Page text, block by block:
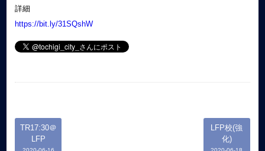
詳細
https://bit.ly/31SQshW
TR17:30＠
LFP
LFP校(強
化)